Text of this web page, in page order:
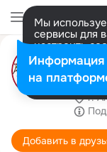
Мы
сервисы для
настроить
Разрешить
г.
Добавить в
Информация
на